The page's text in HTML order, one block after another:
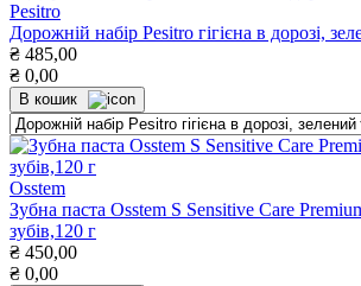
Pesitro
Дорожній набір Pesitro гігієна в дорозі,
₴ 485,00
₴ 0,00
В кошик
Osstem
Зубна паста Osstem S Sensitive Care
зубів,120 г
₴ 450,00
₴ 0,00